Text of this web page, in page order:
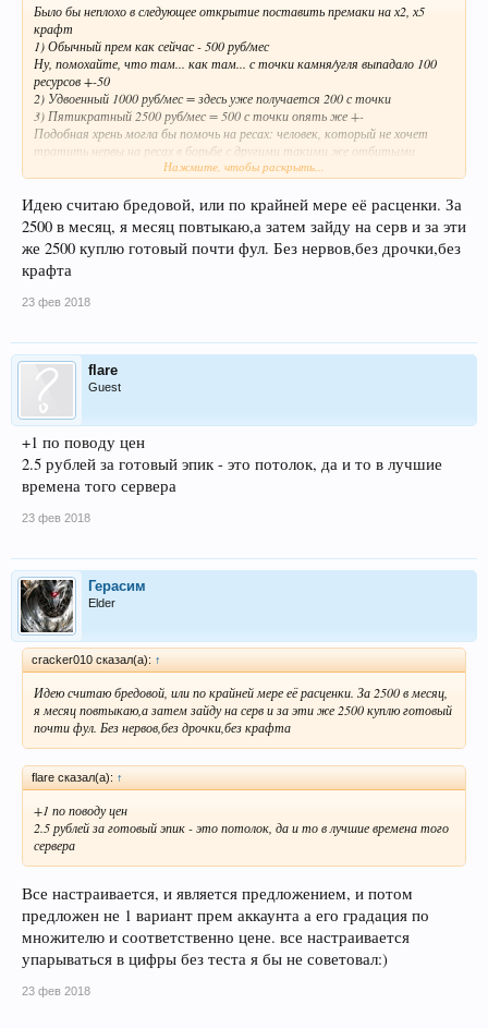
Было бы неплохо в следующее открытие поставить премаки на х2, х5
крафт
1) Обычный прем как сейчас - 500 руб/мес
Ну, помохайте, что там... как там... с точки камня/угля выпадало 100
ресурсов +-50
2) Удвоенный 1000 руб/мес = здесь уже получается 200 с точки
3) Пятикратный 2500 руб/мес = 500 с точки опять же +-
Подобная хрень могла бы помочь на ресах: человек, который не хочет
тратить нервы на ресах в борьбе с другими такими же отбитыми
занимает 1 точку на краю мира, и получает выхлоп как будто их 5 (при
покупке према х5).
Нажмите, чтобы раскрыть...
Идею считаю бредовой, или по крайней мере её расценки. За
2500 в месяц, я месяц повтыкаю,а затем зайду на серв и за эти
же 2500 куплю готовый почти фул. Без нервов,без дрочки,без
крафта
23 фев 2018
flare
Guest
+1 по поводу цен
2.5 рублей за готовый эпик - это потолок, да и то в лучшие
времена того сервера
23 фев 2018
Герасим
Elder
cracker010 сказал(а): ↑
Идею считаю бредовой, или по крайней мере её расценки. За 2500 в месяц,
я месяц повтыкаю,а затем зайду на серв и за эти же 2500 куплю готовый
почти фул. Без нервов,без дрочки,без крафта
flare сказал(а): ↑
+1 по поводу цен
2.5 рублей за готовый эпик - это потолок, да и то в лучшие времена того
сервера
Все настраивается, и является предложением, и потом
предложен не 1 вариант прем аккаунта а его градация по
множителю и соответственно цене. все настраивается
упарываться в цифры без теста я бы не советовал:)
23 фев 2018